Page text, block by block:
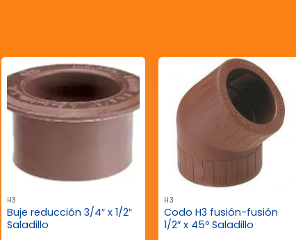
H3
Buje reducción 3/4″ x 1/2″
Saladillo
H3
Codo H3 fusión-fusión
1/2″ x 45º Saladillo